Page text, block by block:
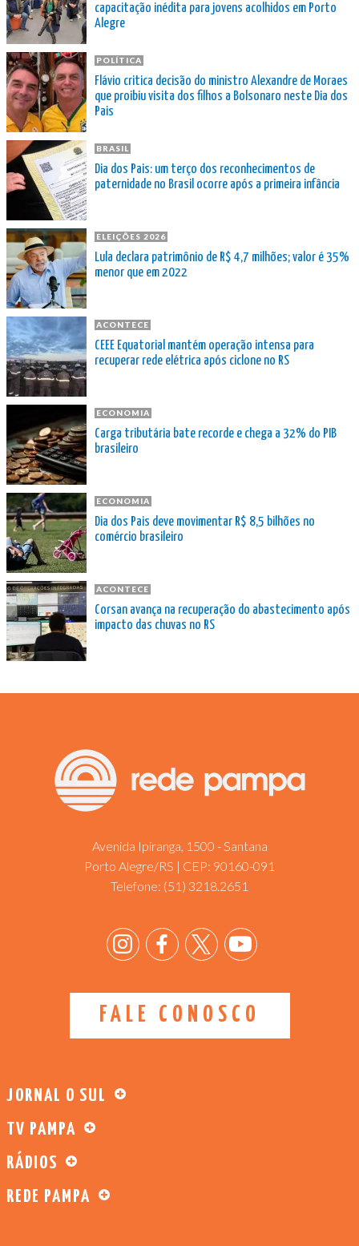
capacitação inédita para jovens acolhidos em Porto
Alegre
POLÍTICA
Flávio critica decisão do ministro Alexandre de Moraes
que proibiu visita dos filhos a Bolsonaro neste Dia dos
Pais
BRASIL
Dia dos Pais: um terço dos reconhecimentos de
paternidade no Brasil ocorre após a primeira infância
ELEIÇÕES 2026
Lula declara patrimônio de R$ 4,7 milhões; valor é 35%
menor que em 2022
ACONTECE
CEEE Equatorial mantém operação intensa para
recuperar rede elétrica após ciclone no RS
ECONOMIA
Carga tributária bate recorde e chega a 32% do PIB
brasileiro
ECONOMIA
Dia dos Pais deve movimentar R$ 8,5 bilhões no
comércio brasileiro
ACONTECE
Corsan avança na recuperação do abastecimento após
impacto das chuvas no RS
Avenida Ipiranga, 1500 - Santana
Porto Alegre/RS | CEP: 90160-091
Telefone: (51) 3218.2651
FALE CONOSCO
JORNAL O SUL
TV PAMPA
RÁDIOS
REDE PAMPA